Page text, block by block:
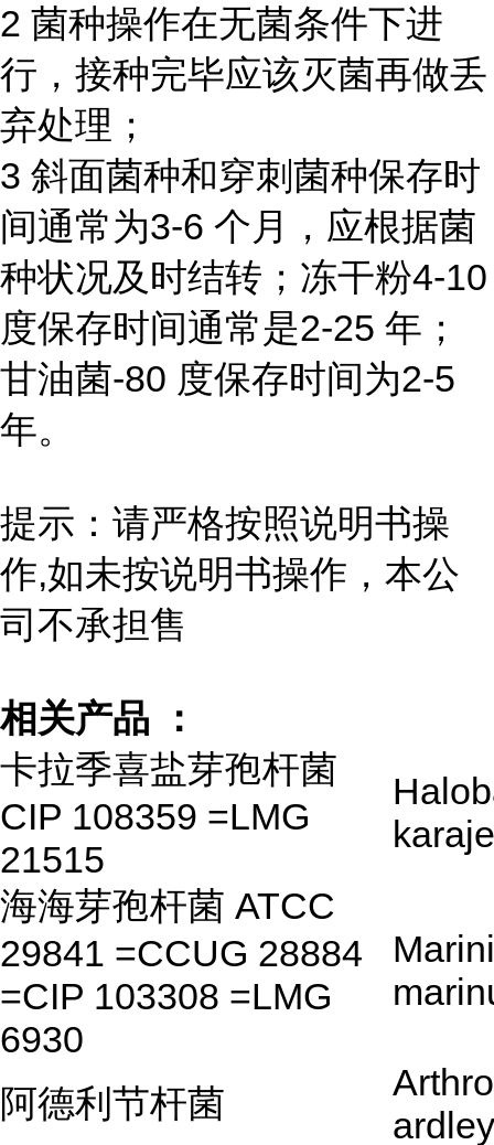
2 菌种操作在无菌条件下进
行，接种完毕应该灭菌再做丢
弃处理；
3 斜面菌种和穿刺菌种保存时
间通常为3-6 个月，应根据菌
种状况及时结转；冻干粉4-10
度保存时间通常是2-25 年；
甘油菌-80 度保存时间为2-5
年。
提示：请严格按照说明书操
作,如未按说明书操作，本公
司不承担售
相关产品 ：
卡拉季喜盐芽孢杆菌
CIP 108359 =LMG
21515
海海芽孢杆菌 ATCC
29841 =CCUG 28884
=CIP 103308 =LMG
6930
阿德利节杆菌